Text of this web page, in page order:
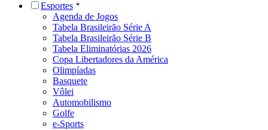
Esportes
Agenda de Jogos
Tabela Brasileirão Série A
Tabela Brasileirão Série B
Tabela Eliminatórias 2026
Copa Libertadores da América
Olimpíadas
Basquete
Vôlei
Automobilismo
Golfe
e-Sports